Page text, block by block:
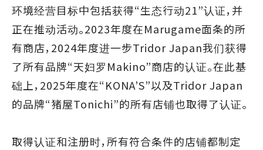
环境经营目标中包括获得“生态行动21”认证，并
正在推动活动。2023年度在Marugame面条的所
有商店，2024年度进一步Tridor Japan我们获得
了所有品牌“天妇罗Makino”商店的认证。在此基
础上，2025年度在“KONA’S”以及Tridor Japan
的品牌“猪屋Tonichi”的所有店铺也取得了认证。
取得认证和注册时，所有符合条件的店铺都制定